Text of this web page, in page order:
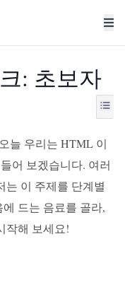
: 초보자
늘 우리는 HTML 이
어 보겠습니다. 여러
는 이 주제를 단계별
드는 음료를 골라,
작해 보세요!